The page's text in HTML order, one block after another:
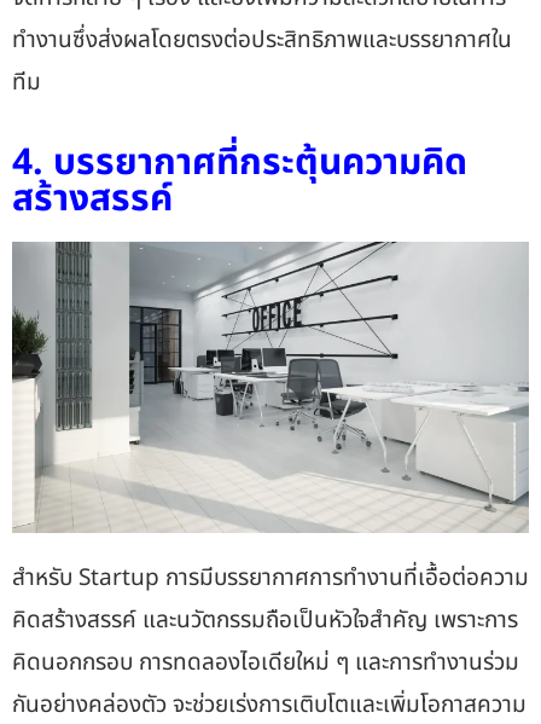
ทำงานซึ่งส่งผลโดยตรงต่อประสิทธิภาพและบรรยากาศใน
ทีม
4. บรรยากาศที่กระตุ้นความคิด
สร้างสรรค์
สำหรับ Startup การมีบรรยากาศการทำงานที่เอื้อต่อความ
คิดสร้างสรรค์ และนวัตกรรมถือเป็นหัวใจสำคัญ เพราะการ
คิดนอกกรอบ การทดลองไอเดียใหม่ ๆ และการทำงานร่วม
กันอย่างคล่องตัว จะช่วยเร่งการเติบโตและเพิ่มโอกาสความ